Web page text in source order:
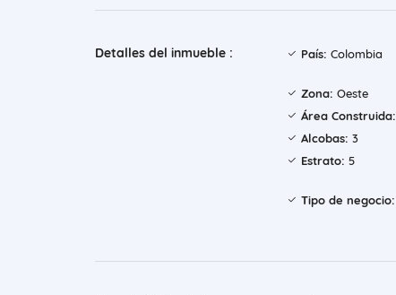
Detalles del inmueble : País: Colombia
Zona: Oeste
Área Construida:
Alcobas: 3
Estrato: 5
Tipo de negocio: